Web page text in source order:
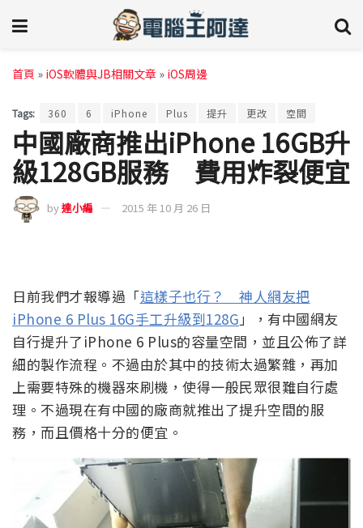
首頁 » iOS軟體與JB相關文章 » iOS周邊
Tags: 360 6 iPhone Plus 提升 更改 空間
中國廠商推出iPhone 16GB升
級128GB服務 費用炸裂便宜
by達小編 2015 年 10 月 26 日
日前我們才報導過「這樣子也行？ 神人網友把
iPhone 6 Plus 16G手工升級到128G」，有中國網友
自行提升了iPhone 6 Plus的容量空間，並且公佈了詳
細的製作流程。不過由於其中的技術太過繁雜，再加
上需要特殊的機器來刷機，使得一般民眾很難自行處
理。不過現在有中國的廠商就推出了提升空間的服
務，而且價格十分的便宜。